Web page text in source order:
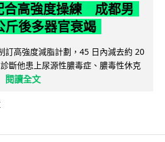
合高強度操練 成都男
後多器官衰竭
訂高強度減脂計劃，45 日內減去約 20
斷他患上尿源性膿毒症、膿毒性休克
閱讀全文